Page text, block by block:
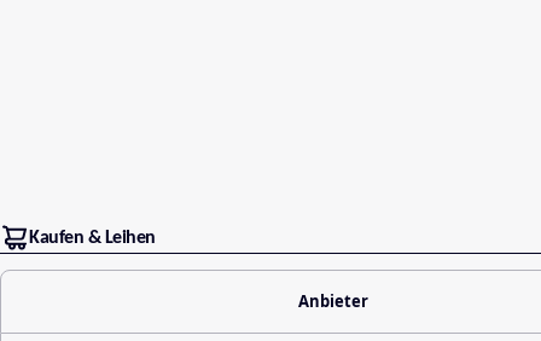
Kaufen & Leihen
Anbieter